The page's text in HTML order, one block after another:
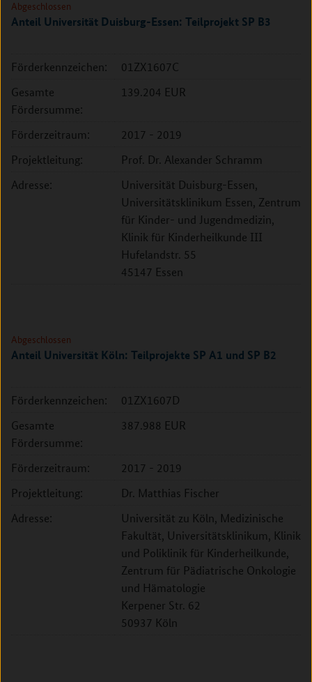
Abgeschlossen
Anteil Universität Duisburg-Essen: Teilprojekt SP B3
Förderkennzeichen:
01ZX1607C
Gesamte
Fördersumme:
139.204 EUR
Förderzeitraum:
2017 - 2019
Projektleitung:
Prof. Dr. Alexander Schramm
Adresse:
Universität Duisburg-Essen,
Universitätsklinikum Essen, Zentrum
für Kinder- und Jugendmedizin,
Klinik für Kinderheilkunde III
Hufelandstr. 55
45147 Essen
Abgeschlossen
Anteil Universität Köln: Teilprojekte SP A1 und SP B2
Förderkennzeichen:
01ZX1607D
Gesamte
Fördersumme:
387.988 EUR
Förderzeitraum:
2017 - 2019
Projektleitung:
Dr. Matthias Fischer
Adresse:
Universität zu Köln, Medizinische
Fakultät, Universitätsklinikum, Klinik
und Poliklinik für Kinderheilkunde,
Zentrum für Pädiatrische Onkologie
und Hämatologie
Kerpener Str. 62
50937 Köln